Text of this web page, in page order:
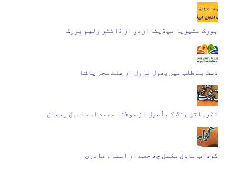
بورک مٹیریا میڈیکااردو از ڈاکٹر ولیم بورک
دست بے طلب میں‌پھول ناول از عفت سحر پاشا
نظریاتی جنگ کے اُصول از مولانا محمد اسماعیل ریحان
گرداب ناول مکمل چھ حصے از اسماء قادری